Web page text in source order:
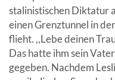
stalinistischen Diktatur
einen Grenztunnel in
flieht. ,,Lebe deinen
Das hatte ihm sein
gegeben. Nachdem